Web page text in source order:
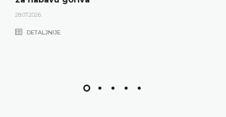
28.07.2026.
DETALJNIJE